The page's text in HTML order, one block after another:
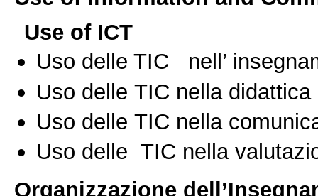
Use of ICT
Uso delle TIC nell’
Uso delle TIC nella
Uso delle TIC nella
Uso delle TIC nella
Organizzazione